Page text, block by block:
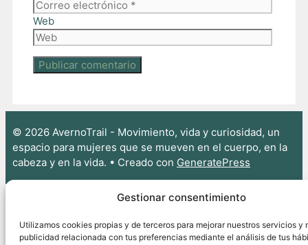
Gestionar consentimiento
Utilizamos cookies propias y de terceros para mejorar nuestros servicios y
publicidad relacionada con tus preferencias mediante el análisis de tus
Web
© 2026 AvernoTrail - Movimiento, vida y curiosidad, un
espacio para mujeres que se mueven en el cuerpo, en la
cabeza y en la vida. • Creado con GeneratePress